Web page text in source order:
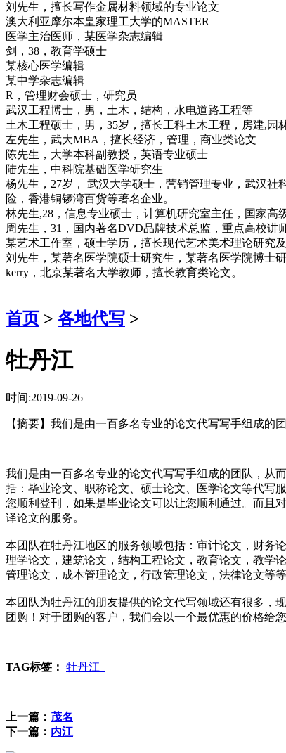
刘先生，擅长写作金属材料领域的专业论文
澳大利亚摩尔本皇家理工大学的MASTER
医学主治医师，某医学杂志编辑
剑，38，教育学硕士
某核心医学编辑
某中学杂志编辑
R，管理财会硕士，研究员
武汉工程博士，男，土木，结构，水电道路工程等
土木工程硕士，男，35岁，擅长工科土木工程，房建,园
左先生，武大MBA，擅长经济，管理，商业类论文
陈先生，大学本科副教授，英语专业硕士
陆先生，中科院基础医学研究生
杨先生，27岁， 武汉大学硕士，营销管理专业，武汉
险，香港铜锣湾百货等著名企业。
林先生,28，信息专业硕士，计算机研究室主任，国家高
周先生，31，国内著名DVD品牌技术总监，重点高校讲
某艺术工作室，硕士学历，擅长现代艺术美术理论研究及
刘先生，某著名医学院硕士研究生，某著名医学院博士
kerry，北京某著名大学教师，擅长教育类论文。
首页 > 各地代写 >
牡丹江
时间:2019-09-26
【摘要】我们是由一百多名专业的论文代写写手组成
我们是由一百多名专业的论文代写写手组成的团队，从
括：毕业论文、职称论文、硕士论文、医学论文等代写
您顺利登刊，如果是毕业论文可以让您顺利通过。而且
译论文的服务。
本团队在牡丹江地区的服务领域包括：审计论文，财务
理学论文，建筑论文，结构工程论文，教育论文，教学
管理论文，成本管理论文，行政管理论文，法律论文等等
本团队为牡丹江的朋友提供的论文代写领域还有很多，
团购！对于团购的客户，我们会以一个最优惠的价格给
TAG标签： 牡丹江
上一篇： 茂名
下一篇： 内江